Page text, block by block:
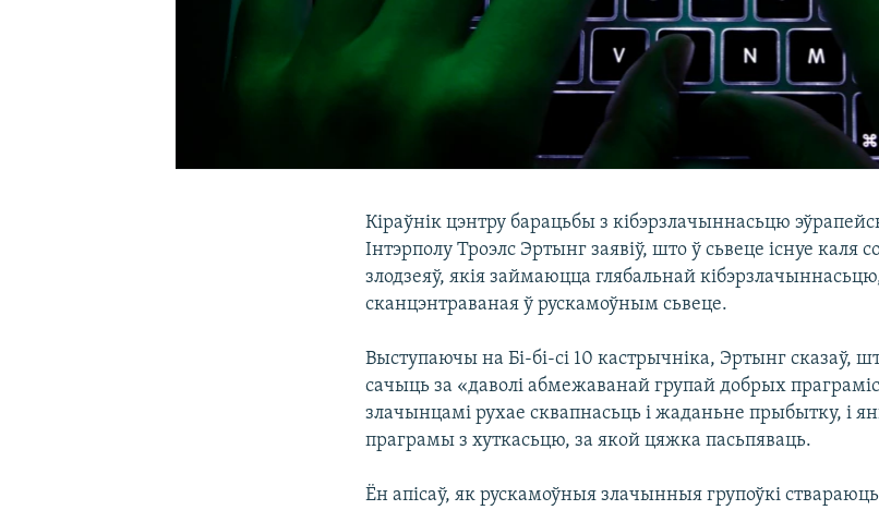
Кіраўнік цэнтру барацьбы з кібэрзлачыннасьцю
Інтэрполу Троэлс Эртынг заявіў, што ў сьвеце існуе каля
злодзеяў, якія займаюцца глябальнай
сканцэнтраваная ў рускамоўным сьвеце.
Выступаючы на Бі-бі-сі 10 кастрычніка, Эртынг сказаў,
сачыць за «даволі абмежаванай групай добрых
злачынцамі рухае сквапнасьць і жаданьне прыбытку, і
праграмы з хуткасьцю, за якой цяжка пасьпяваць.
Ён апісаў, як рускамоўныя злачынныя групоўкі